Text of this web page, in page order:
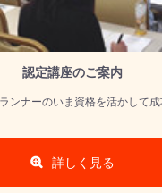
認定講座のご案内
ンナーのいま資格を活かして
詳しく見る